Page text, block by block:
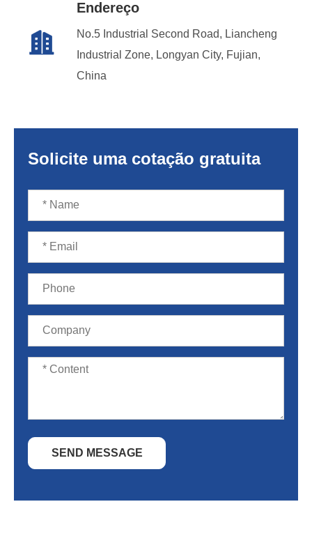

Endereço
No.5 Industrial Second Road, Liancheng
Industrial Zone, Longyan City, Fujian,
China
Solicite uma cotação gratuita
SEND MESSAGE